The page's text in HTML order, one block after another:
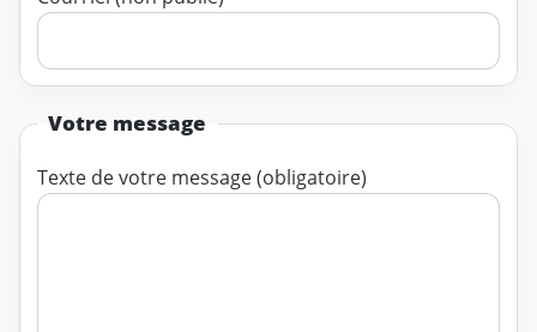
Votre message
Texte de votre message (obligatoire)